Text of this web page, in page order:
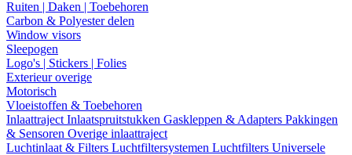
Ruiten | Daken | Toebehoren
Carbon & Polyester delen
Window visors
Sleepogen
Logo's | Stickers | Folies
Exterieur overige
Motorisch
Vloeistoffen & Toebehoren
Inlaattraject Inlaatspruitstukken Gaskleppen & Adapters Pakkingen
& Sensoren Overige inlaattraject
Luchtinlaat & Filters Luchtfiltersystemen Luchtfilters Universele